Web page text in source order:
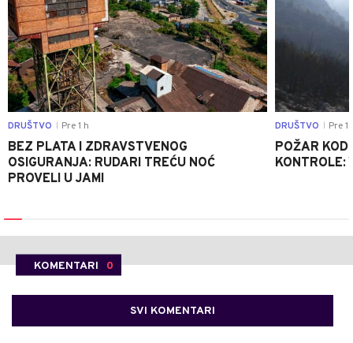
DRUŠTVO Pre 1 h
BEZ PLATA I ZDRAVSTVENOG
OSIGURANJA: RUDARI TREĆU NOĆ
PROVELI U JAMI
DRUŠTVO Pre 1
POŽAR KOD
KONTROLE:
KOMENTARI 0
SVI KOMENTARI